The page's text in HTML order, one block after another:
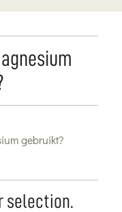
selection.